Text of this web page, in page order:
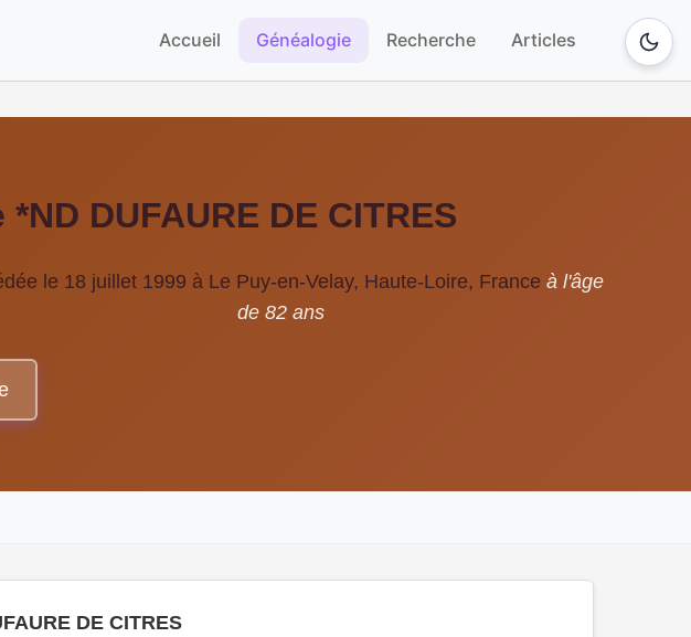
Accueil Généalogie Recherche Articles
DUFAURE DE CITRES
le 18 juillet 1999 à Le Puy-en-Velay, Haute-Loire, France à l'âge
de 82 ans
DE CITRES